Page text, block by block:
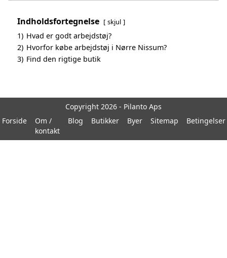
Indholdsfortegnelse skjul
1) Hvad er godt arbejdstøj?
2) Hvorfor købe arbejdstøj i Nørre Nissum?
3) Find den rigtige butik
Copyright 2026 - Pilanto Aps
Forside
Om /
kontakt
Blog Butikker Byer Sitemap Betingelser